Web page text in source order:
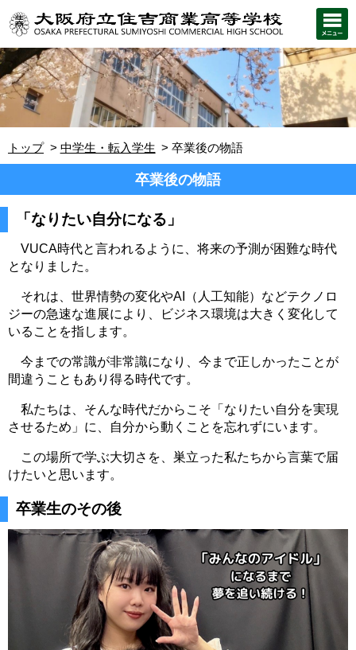
トップ 中学生・転入学生 卒業後の物語
卒業後の物語
「なりたい自分になる」
VUCA時代と言われるように、将来の予測が困難な時代
となりました。
それは、世界情勢の変化やAI（人工知能）などテクノロ
ジーの急速な進展により、ビジネス環境は大きく変化して
いることを指します。
今までの常識が非常識になり、今まで正しかったことが
間違うこともあり得る時代です。
私たちは、そんな時代だからこそ「なりたい自分を実現
させるため」に、自分から動くことを忘れずにいます。
この場所で学ぶ大切さを、巣立った私たちから言葉で届
けたいと思います。
卒業生のその後